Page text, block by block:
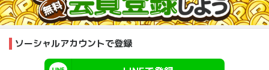
ソーシャルアカウントで登録